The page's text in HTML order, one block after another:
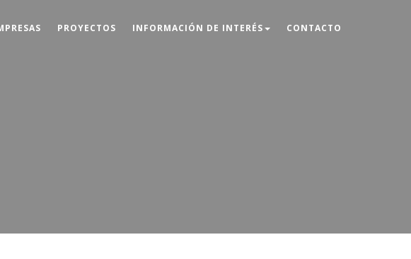
PROYECTOS INFORMACIÓN DE INTERÉS CONTACTO